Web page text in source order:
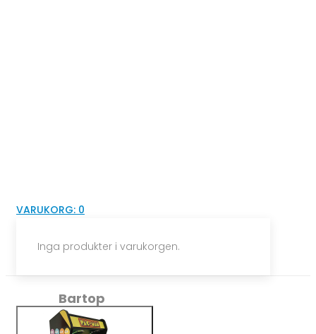
VARUKORG: 0
Inga produkter i varukorgen.
Bartop